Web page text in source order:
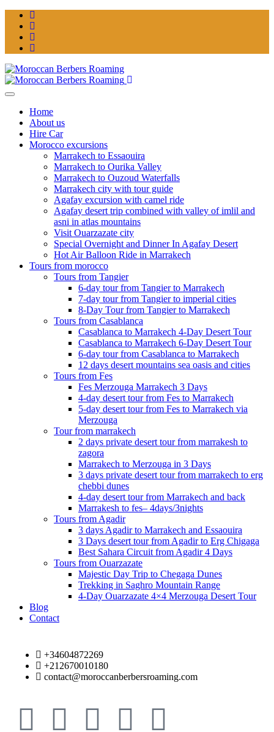
Home
About us
Hire Car
Morocco excursions
Marrakech to Essaouira
Marrakech to Ourika Valley
Marrakech to Ouzoud Waterfalls
Marrakech city with tour guide
Agafay excursion with camel ride
Agafay desert trip combined with valley of imlil and
asni in atlas mountains
Visit Ouarzazate city
Special Overnight and Dinner In Agafay Desert
Hot Air Balloon Ride in Marrakech
Tours from morocco
Tours from Tangier
6-day tour from Tangier to Marrakech
7-day tour from Tangier to imperial cities
8-Day Tour from Tangier to Marrakech
Tours from Casablanca
Casablanca to Marrakech 4-Day Desert Tour
Casablanca to Marrakech 6-Day Desert Tour
6-day tour from Casablanca to Marrakech
12 days desert mountains sea oasis and cities
Tours from Fes
Fes Merzouga Marrakech 3 Days
4-day desert tour from Fes to Marrakech
5-day desert tour from Fes to Marrakech via
Merzouga
Tour from marrakech
2 days private desert tour from marrakesh to
zagora
Marrakech to Merzouga in 3 Days
3 days private desert tour from marrakech to erg
chebbi dunes
4-day desert tour from Marrakech and back
Marrakesh to fes– 4days/3nights
Tours from Agadir
3 days Agadir to Marrakech and Essaouira
3 Days desert tour from Agadir to Erg Chigaga
Best Sahara Circuit from Agadir 4 Days
Tours from Ouarzazate
Majestic Day Trip to Chegaga Dunes
Trekking in Saghro Mountain Range
4-Day Ouarzazate 4×4 Merzouga Desert Tour
Blog
Contact
+34604872269
+212670010180
contact@moroccanberbersroaming.com